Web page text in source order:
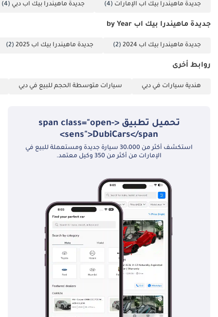
الثاني) مانع حركة
جهاز تحكم عن بعد
ومنبه سعة الحمولة:
السحب: 2.5 طن
قرصية كاملة مثبت
بيك أب دبل كاب 4x4
مركبة متينة وعملية
سعة حمولة تبلغ 995
كجم وقدرة سحب
يجعلها مثالية للمهام
الشاقة. المقصورة
وترفيه DIN2 مع منافذ
USB وبلوتوث وأربعة
جديدة ماهيندرا بيك اب الإمارات (4) جديدة ماهيندرا بيك اب دبي (4)
جديدة ماهيندرا بيك اب by Year
جديدة ماهيندرا بيك اب 2024 (2) جديدة ماهيندرا بيك اب 2025 (2)
روابط أخرى
هندية سيارات في دبي سيارات متوسطة الحجم للبيع في دبي
تحميل تطبيق <span class="open-
sens">DubiCars</span>
استكشف أكثر من 30،000 سيارة جديدة ومستعملة للبيع في
الإمارات من أكثر من 350 وكيل معتمد.